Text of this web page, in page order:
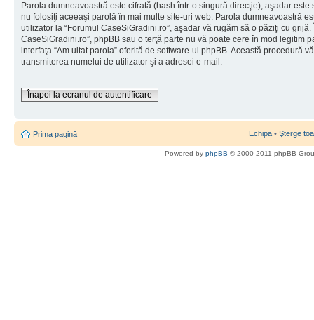
Parola dumneavoastră este cifrată (hash într-o singură direcţie), aşadar este
nu folosiţi aceeaşi parolă în mai multe site-uri web. Parola dumneavoastră
utilizator la “Forumul CaseSiGradini.ro”, aşadar vă rugăm să o păziţi cu
CaseSiGradini.ro”, phpBB sau o terţă parte nu vă poate cere în mod legitim
interfaţa “Am uitat parola” oferită de software-ul phpBB. Această procedură
transmiterea numelui de utilizator şi a adresei e-mail.
Înapoi la ecranul de autentificare
Prima pagină Echipa • Şterge
Powered by phpBB © 2000-2011 phpBB